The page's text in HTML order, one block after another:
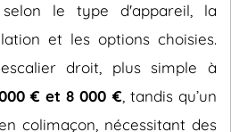
le type d'appareil, la
et les options choisies.
droit, plus simple à
€ et 8 000 € , tandis qu’un
colimaçon, nécessitant des